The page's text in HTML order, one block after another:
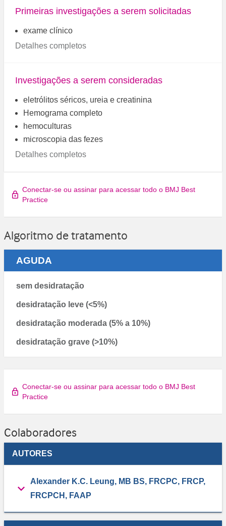
Primeiras investigações a serem solicitadas
exame clínico
Detalhes completos
Investigações a serem consideradas
eletrólitos séricos, ureia e creatinina
Hemograma completo
hemoculturas
microscopia das fezes
Detalhes completos
Conectar-se ou assinar para acessar todo o BMJ Best
Practice
Algoritmo de tratamento
AGUDA
sem desidratação
desidratação leve (<5%)
desidratação moderada (5% a 10%)
desidratação grave (>10%)
Conectar-se ou assinar para acessar todo o BMJ Best
Practice
Colaboradores
AUTORES
Alexander K.C. Leung, MB BS, FRCPC, FRCP,
FRCPCH, FAAP